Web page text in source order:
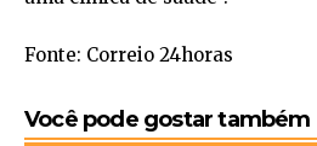
Fonte: Correio 24horas
Você pode gostar também